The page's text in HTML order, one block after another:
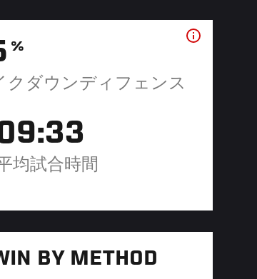
%
クダウンディフェンス
均試合時間
BY METHOD